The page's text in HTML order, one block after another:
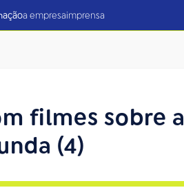
a empresaimprensa
filmes sobre a
(4)